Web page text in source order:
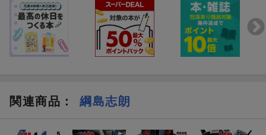
関連商品 ： 綱島志朗